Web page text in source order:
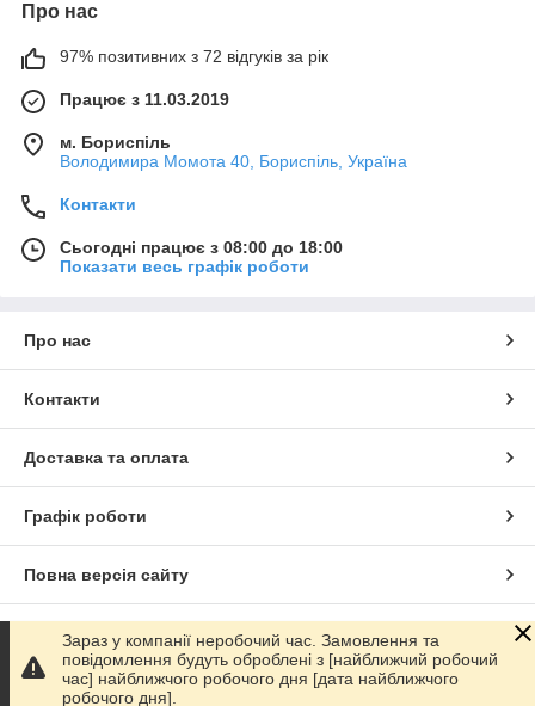
Про нас
97% позитивних з 72 відгуків за рік
Працює з 11.03.2019
м. Бориспіль
Володимира Момота 40, Бориспіль, Україна
Контакти
Сьогодні працює з 08:00 до 18:00
Показати весь графік роботи
Про нас
Контакти
Доставка та оплата
Графік роботи
Повна версія сайту
Сайт створено на маркетплейсі Prom.ua
Політика конфіденційності
Зараз у компанії неробочий час. Замовлення та
повідомлення будуть оброблені з [найближчий робочий
час] найближчого робочого дня [дата найближчого
робочого дня].